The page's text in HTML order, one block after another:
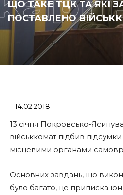
ЩО ТАКЕ ТЦК ТА ЯКІ
ПОСТАВЛЕНО
14.02.2018
13 січня Покровсько-
військкомат підбив
місцевими органами
Основних завдань, що
було багато, це приписка